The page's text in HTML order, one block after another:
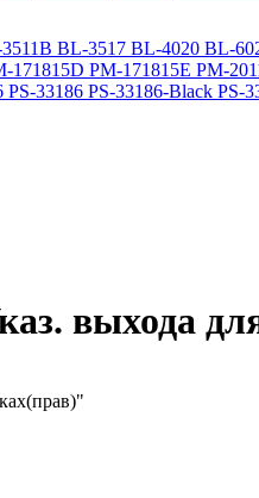
BL-3517 BL-4020 BL-
171815D PM-171815E PM-
PS-33186 PS-33186-Black PS-
выхода